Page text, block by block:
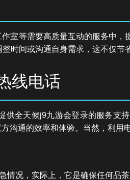
室等需要高质量互动的服务中
时间或沟通自身需求，这不仅节
线电话
供全天候j9九游会登录的服务支
沟通的效率和体验。当然，利用
情况，实际上，它是确保任何品